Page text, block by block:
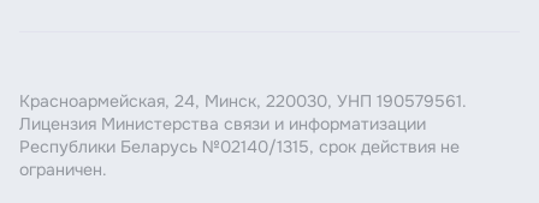
Красноармейская, 24, Минск, 220030, УНП 190579561.
Лицензия Министерства связи и информатизации
Республики Беларусь №02140/1315, срок действия не
ограничен.